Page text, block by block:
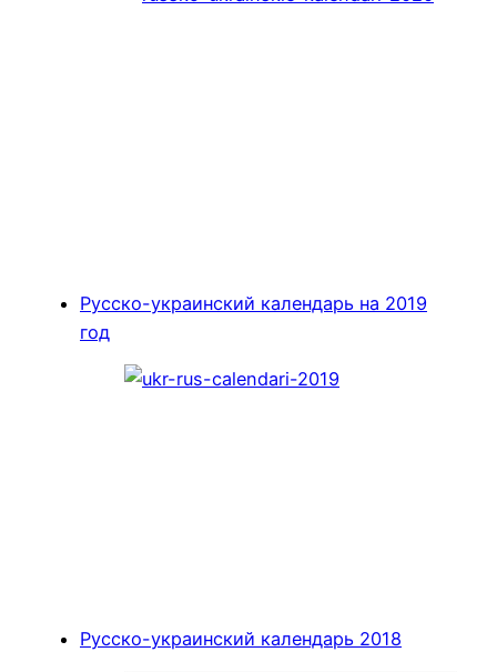
Русско-украинский календарь на 2019
год
Русско-украинский календарь 2018